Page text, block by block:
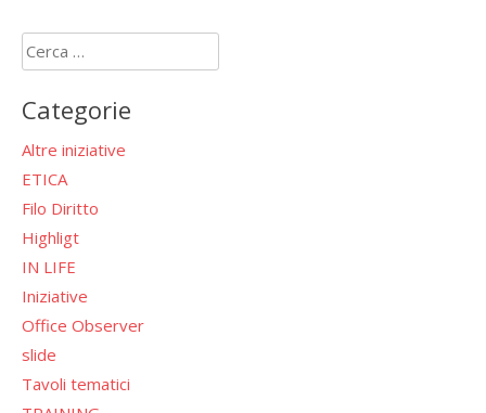
Ricerca
per:
Categorie
Altre iniziative
ETICA
Filo Diritto
Highligt
IN LIFE
Iniziative
Office Observer
slide
Tavoli tematici